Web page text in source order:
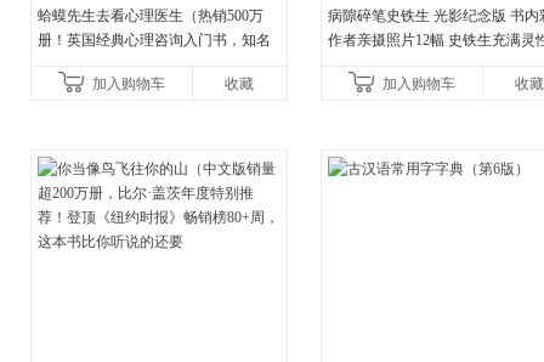
蛤蟆先生去看心理医生（热销500万
册！英国经典心理咨询入门书，知名
加入购物车
收藏
病隙碎笔史铁生 光影纪念版 书内
作者亲摄照片12幅 史铁生充满灵
加入购物车
收藏